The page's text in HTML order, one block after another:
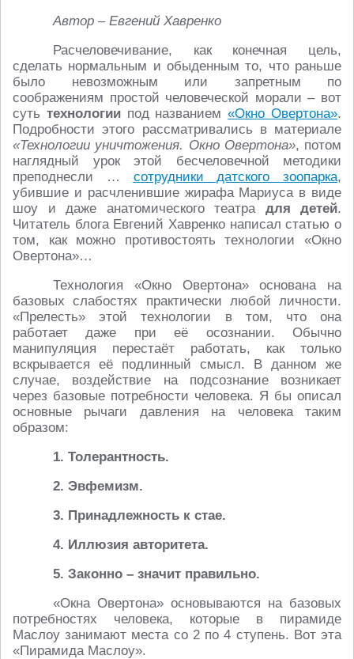
Автор – Евгений Хавренко
Расчеловечивание, как конечная цель,
сделать нормальным и обыденным то, что раньше
было невозможным или запретным по
соображениям простой человеческой морали – вот
суть технологиипод названием«Окно Овертона».
Подробности этого рассматривались в материале
«Технологии уничтожения. Окно Овертона», потом
наглядный урок этой бесчеловечной методики
преподнесли … сотрудники датского зоопарка,
убившие и расчленившие жирафа Мариуса в виде
шоу и даже анатомического театра для детей.
Читатель блога Евгений Хавренко написал статью о
том, как можно противостоять технологии «Окно
Овертона»…
Технология «Окно Овертона» основана на
базовых слабостях практически любой личности.
«Прелесть» этой технологии в том, что она
работает даже при её осознании. Обычно
манипуляция перестаёт работать, как только
вскрывается её подлинный смысл. В данном же
случае, воздействие на подсознание возникает
через базовые потребности человека. Я бы описал
основные рычаги давления на человека таким
образом:
1. Толерантность.
2. Эвфемизм.
3. Принадлежность к стае.
4. Иллюзия авторитета.
5. Законно – значит правильно.
«Окна Овертона» основываются на базовых
потребностях человека, которые в пирамиде
Маслоу занимают места со 2 по 4 ступень. Вот эта
«Пирамида Маслоу».